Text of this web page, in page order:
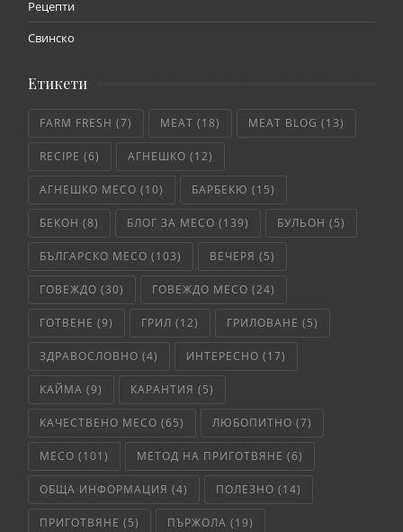
Рецепти
Свинско
Етикети
FARM FRESH (7) MEAT (18) MEAT BLOG (13)
RECIPE (6) АГНЕШКО (12)
АГНЕШКО МЕСО (10) БАРБЕКЮ (15)
БЕКОН (8) БЛОГ ЗА МЕСО (139) БУЛЬОН (5)
БЪЛГАРСКО МЕСО (103) ВЕЧЕРЯ (5)
ГОВЕЖДО (30) ГОВЕЖДО МЕСО (24)
ГОТВЕНЕ (9) ГРИЛ (12) ГРИЛОВАНЕ (5)
ЗДРАВОСЛОВНО (4) ИНТЕРЕСНО (17)
КАЙМА (9) КАРАНТИЯ (5)
КАЧЕСТВЕНО МЕСО (65) ЛЮБОПИТНО (7)
МЕСО (101) МЕТОД НА ПРИГОТВЯНЕ (6)
ОБЩА ИНФОРМАЦИЯ (4) ПОЛЕЗНО (14)
ПРИГОТВЯНЕ (5) ПЪРЖОЛА (19)